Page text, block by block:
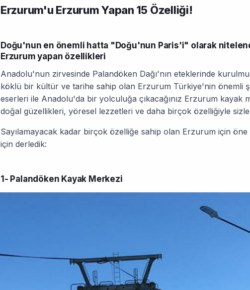
Erzurum'u Erzurum Yapan 15 Özelliği!
Doğu'nun en önemli hatta "Doğu'nun Paris'i" olarak
Erzurum yapan özellikleri
Anadolu'nun zirvesinde Palandöken Dağı'nın eteklerinde
köklü bir kültür ve tarihe sahip olan Erzurum Türkiye'nin önemli
eserleri ile Anadolu'da bir yolculuğa çıkacağınız Erzurum kayak
doğal güzellikleri, yöresel lezzetleri ve daha birçok özelliğiyle
Sayılamayacak kadar birçok özelliğe sahip olan Erzurum için öne
için derledik:
1- Palandöken Kayak Merkezi